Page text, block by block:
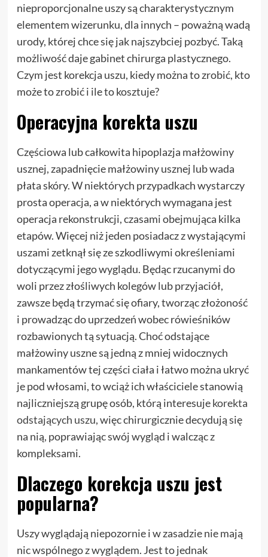
nieproporcjonalne uszy są charakterystycznym
elementem wizerunku, dla innych – poważną wadą
urody, której chce się jak najszybciej pozbyć. Taką
możliwość daje gabinet chirurga plastycznego.
Czym jest korekcja uszu, kiedy można to zrobić, kto
może to zrobić i ile to kosztuje?
Operacyjna korekta uszu
Częściowa lub całkowita hipoplazja małżowiny
usznej, zapadnięcie małżowiny usznej lub wada
płata skóry. W niektórych przypadkach wystarczy
prosta operacja, a w niektórych wymagana jest
operacja rekonstrukcji, czasami obejmująca kilka
etapów. Więcej niż jeden posiadacz z wystającymi
uszami zetknął się ze szkodliwymi określeniami
dotyczącymi jego wyglądu. Będąc rzucanymi do
woli przez złośliwych kolegów lub przyjaciół,
zawsze będą trzymać się ofiary, tworząc złożoność
i prowadząc do uprzedzeń wobec rówieśników
rozbawionych tą sytuacją. Choć odstające
małżowiny uszne są jedną z mniej widocznych
mankamentów tej części ciała i łatwo można ukryć
je pod włosami, to wciąż ich właściciele stanowią
najliczniejszą grupę osób, którą interesujekorekta
odstających uszu, więc chirurgicznie decydują się
na nią, poprawiając swój wygląd i walcząc z
kompleksami.
Dlaczego korekcja uszu jest
popularna?
Uszy wyglądają niepozornie i w zasadzie nie mają
nic wspólnego z wyglądem. Jest to jednak